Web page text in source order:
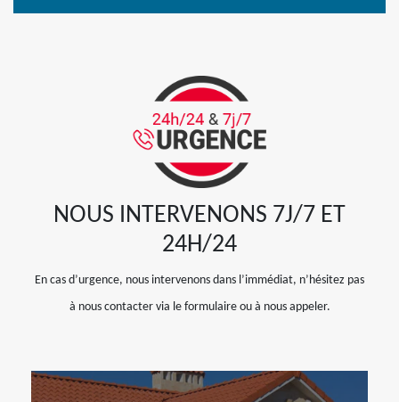
NOUS INTERVENONS 7J/7 ET
24H/24
En cas d’urgence, nous intervenons dans l’immédiat, n’hésitez pas
à nous contacter via le formulaire ou à nous appeler.